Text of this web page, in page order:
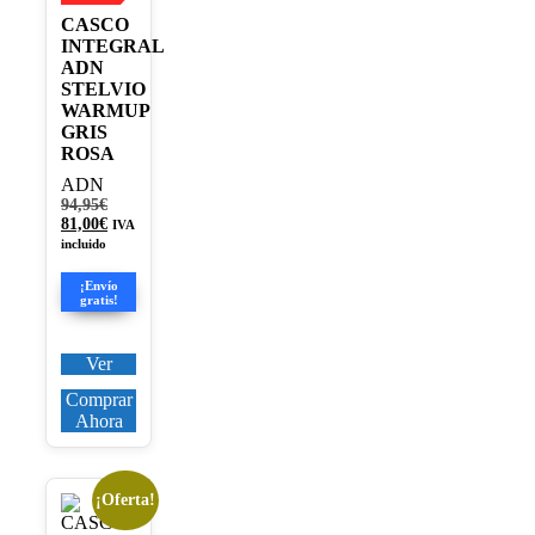
CASCO
INTEGRAL
ADN
STELVIO
WARMUP
GRIS
ROSA
ADN
94,95€El
precio
94,95€.
81,00€El
es:
81,00€.
IVA
incluido
¡Envío
gratis!
Ver
página
de
producto
Comprar
Ahora
¡Oferta!
Este
producto